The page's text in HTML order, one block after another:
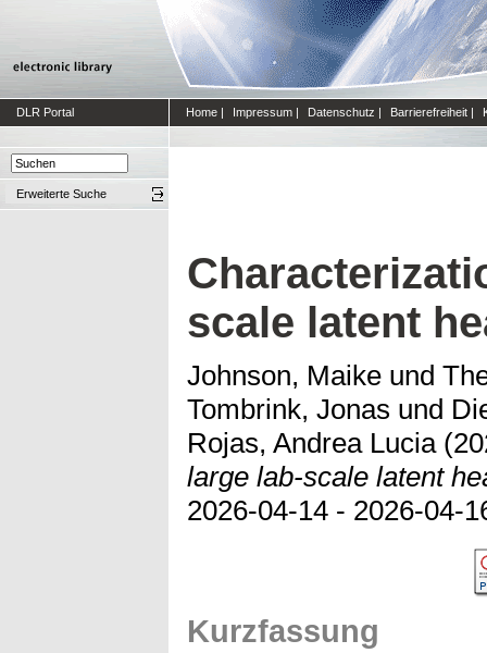
DLR Portal Home | Impressum | Datenschutz | Barrierefreiheit |
Erweiterte Suche
scale latent
Johnson, Maike und
Tombrink, Jonas und
Rojas, Andrea Lucia
large lab-scale latent
2026-04-14 - 2026-04-
Kurzfassung